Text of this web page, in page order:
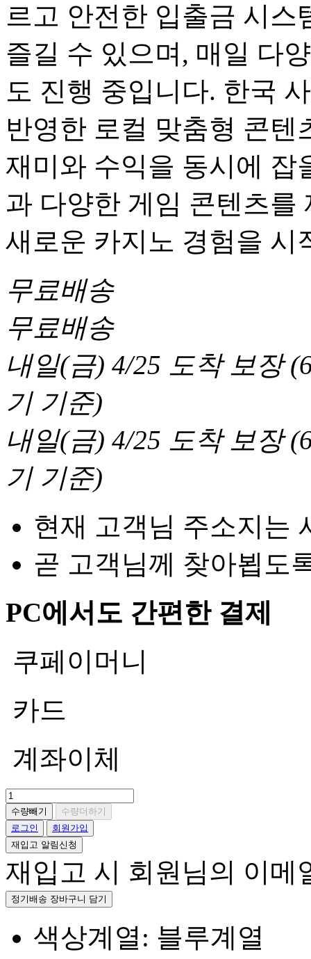
르고 안전한 입출금 시스
즐길 수 있으며, 매일 다
도 진행 중입니다. 한국
반영한 로컬 맞춤형 콘텐
재미와 수익을 동시에 잡
과 다양한 게임 콘텐츠를
새로운 카지노 경험을 시
무료배송
무료배송
내일(금) 4/25 도착 보장(
기 기준)
내일(금) 4/25 도착 보장(
기 기준)
현재 고객님 주소지는
곧 고객님께 찾아뵙도
PC에서도 간편한 결제
쿠페이머니
카드
계좌이체
수량빼기
수량더하기
로그인
회원가입
재입고 알림신청
재입고 시 회원님의 이메
정기배송 장바구니 담기
색상계열: 블루계열